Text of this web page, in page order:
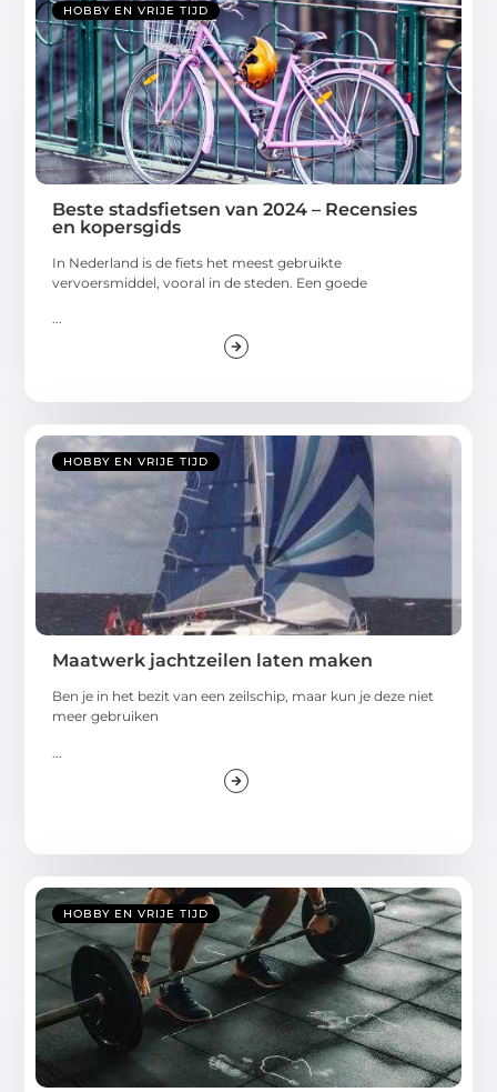
HOBBY EN VRIJE TIJD
Beste stadsfietsen van 2024 – Recensies
en kopersgids
In Nederland is de fiets het meest gebruikte
vervoersmiddel, vooral in de steden. Een goede
...
HOBBY EN VRIJE TIJD
Maatwerk jachtzeilen laten maken
Ben je in het bezit van een zeilschip, maar kun je deze niet
meer gebruiken
HOBBY EN VRIJE TIJD